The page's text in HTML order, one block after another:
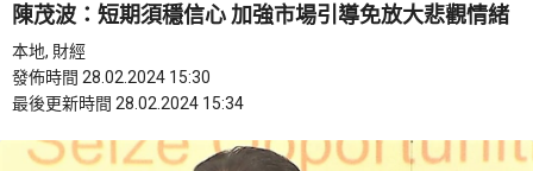
陳茂波：短期須穩信心 加強市場引導免放大悲觀情緒
本地, 財經
發佈時間 28.02.2024 15:30
最後更新時間 28.02.2024 15:34